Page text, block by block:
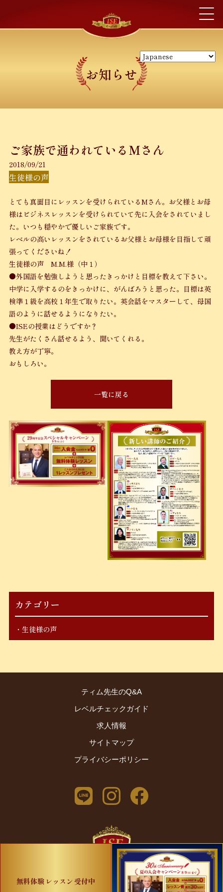
お知らせ
ご家族で通われているMさん
2018/09/21
生徒様の声
とても真面目にレッスンを受けられているMさん。お父様とお母
様はビジネスレッスンを受けられていて先に入会をされていまし
た。いつも穏やかで優しいご家族です。
レベルの高いレッスンをされているお父様とお母様を目指して頑
張ってくださいね！
生徒様の声 M.M.様（中１）
●外国語を勉強しようと思ったきっかけと目標を教えて下さい。
中学に入学するのをきっかけに、がんばろうと思った。目標は英
検準１級を高校１年生で取りたい。英会話をマスターして、母国
語のように話せるようになりたい。
●ISEの授業はどうですか？
先生がたくさん話せるよう、聞いてくれる。
教え方が丁寧。
おもしろい。
一覧に戻る
カテゴリー
生徒様の声
ティム先生のQ&A
レベルチェックガイド
求人情報
サイトマップ
プライバシーポリシー
2024 © International School of English
無料体験 レッスン 受付中